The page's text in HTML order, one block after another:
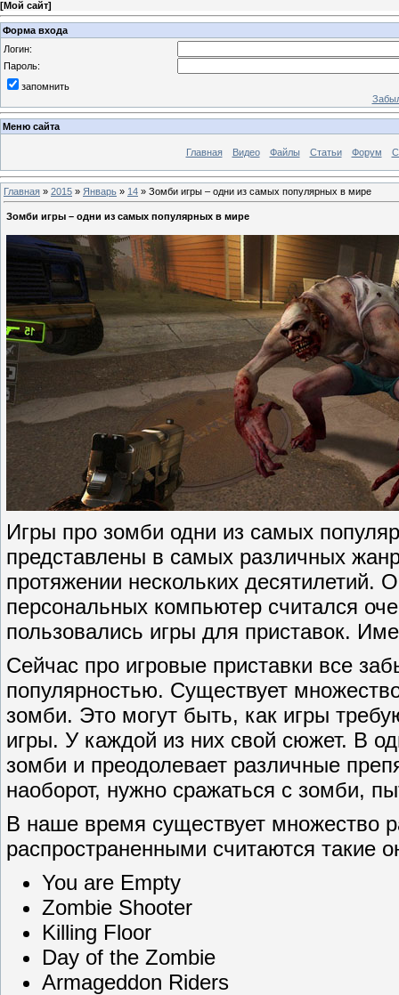
[Мой сайт]
Форма входа
Логин:
Пароль:
запомнить
Меню сайта
Главная Видео Файлы Статьи Форум
Главная » 2015 » Январь » 14 » Зомби игры – одни из самых популярных в мире
Зомби игры – одни из самых популярных в мире
Игры про зомби одни из самых
представлены в самых различных
протяжении нескольких
персональных компьютер считался
пользовались игры для приставок.
Сейчас про игровые приставки все
популярностью. Существует
зомби. Это могут быть, как игры
игры. У каждой из них свой сюжет. В
зомби и преодолевает различные
наоборот, нужно сражаться с зомби,
В наше время существует множество
распространенными считаются такие
You are Empty
Zombie Shooter
Killing Floor
Day of the Zombie
Armageddon Riders